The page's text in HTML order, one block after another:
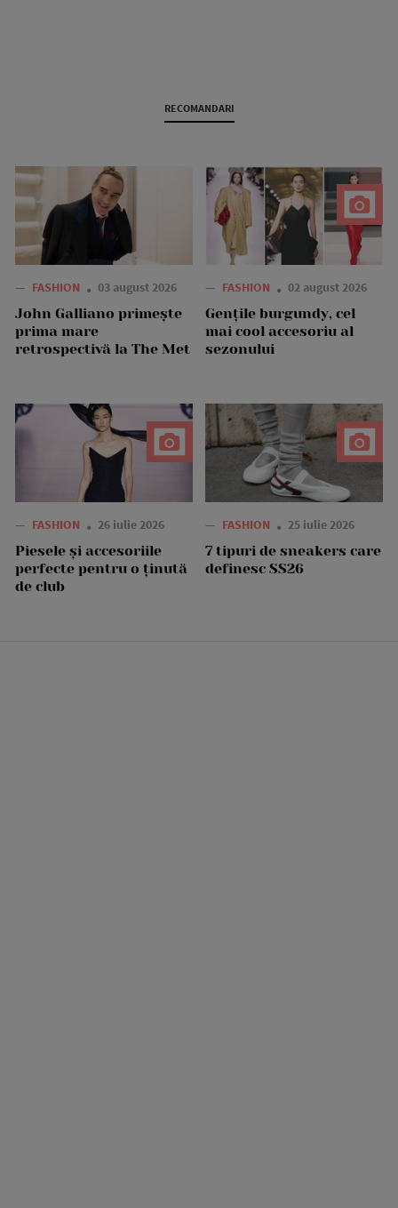
RECOMANDARI
— FASHION 03 august 2026
John Galliano primește
prima mare
retrospectivă la The Met
— FASHION 02 august 2026
Gențile burgundy, cel
mai cool accesoriu al
sezonului
— FASHION 26 iulie 2026
Piesele și accesoriile
perfecte pentru o ținută
de club
— FASHION 25 iulie 2026
7 tipuri de sneakers care
definesc SS26